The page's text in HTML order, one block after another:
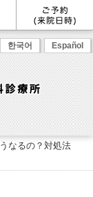
한국어 Español
ための衛生環境整
術機器
精疲労
粉症
治療ページ
専門治療ページ
門治療ページ
ージ
ンズ診療
ンズ診療を予約
を予約
専門治療を予約
開講座を予約
セルする
なるの？対処法